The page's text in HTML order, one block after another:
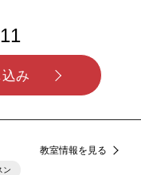
み
教室情報を見る
ン